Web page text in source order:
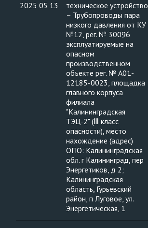
2025 05 13
техническое устройство
– Трубопроводы пара
низкого давления от КУ
№12, рег. № 30096
эксплуатируемые на
опасном
производственном
объекте рег. № А01-
12185-0023, площадка
главного корпуса
филиала
"Калининградская
ТЭЦ-2" (Ⅲ класс
опасности), место
нахождение (адрес)
ОПО: Калининградская
обл. г Калининград, пер
Энергетиков, д 2;
Калининградская
область, Гурьевский
район, п Луговое, ул.
Энергетическая, 1